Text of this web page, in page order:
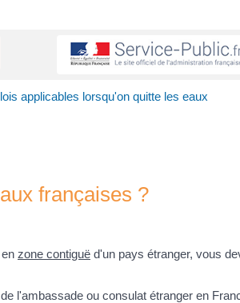
applicables lorsqu'on quitte les eaux
françaises ?
zone contiguë d'un pays étranger, vous
l'ambassade ou consulat étranger en